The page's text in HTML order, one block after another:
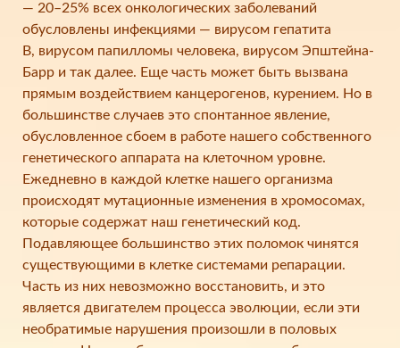
— 20–25% всех онкологических заболеваний
обусловлены инфекциями — вирусом гепатита
В, вирусом папилломы человека, вирусом Эпштейна-
Барр и так далее. Еще часть может быть вызвана
прямым воздействием канцерогенов, курением. Но в
большинстве случаев это спонтанное явление,
обусловленное сбоем в работе нашего собственного
генетического аппарата на клеточном уровне.
Ежедневно в каждой клетке нашего организма
происходят мутационные изменения в хромосомах,
которые содержат наш генетический код.
Подавляющее большинство этих поломок чинятся
существующими в клетке системами репарации.
Часть из них невозможно восстановить, и это
является двигателем процесса эволюции, если эти
необратимые нарушения произошли в половых